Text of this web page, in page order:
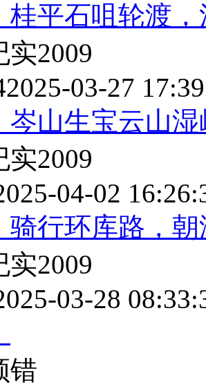
桂平石咀轮渡
实2009
2025-03-27
岑山生宝云山
实2009
04-02
骑行环库路，
实2009
03-28
错